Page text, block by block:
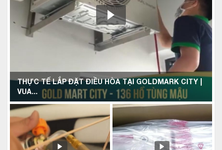
THỰC TẾ LẮP ĐẶT ĐIỀU HÒA TẠI GOLDMARK CITY |
VUA...